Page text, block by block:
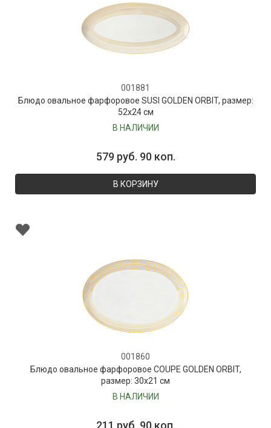
001881
Блюдо овальное фарфоровое SUSI GOLDEN ORBIT, размер:
52х24 см
В НАЛИЧИИ
579 руб. 90 коп.
В КОРЗИНУ
001860
Блюдо овальное фарфоровое COUPE GOLDEN ORBIT,
размер: 30х21 см
В НАЛИЧИИ
211 руб. 90 коп.